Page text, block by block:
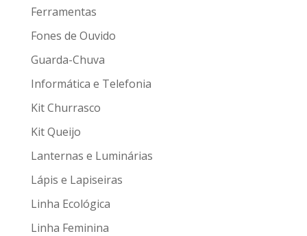
Ferramentas
Fones de Ouvido
Guarda-Chuva
Informática e Telefonia
Kit Churrasco
Kit Queijo
Lanternas e Luminárias
Lápis e Lapiseiras
Linha Ecológica
Linha Feminina